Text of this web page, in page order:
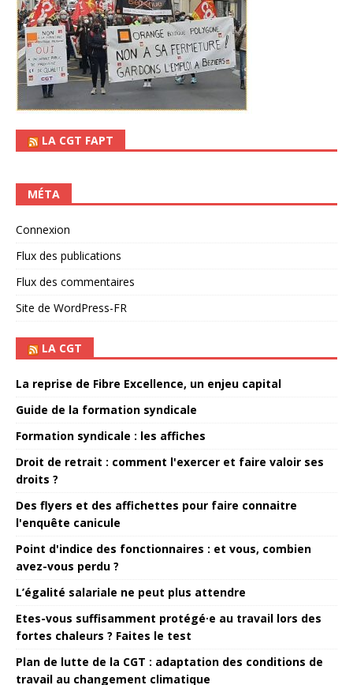
LA CGT FAPT
MÉTA
Connexion
Flux des publications
Flux des commentaires
Site de WordPress-FR
LA CGT
La reprise de Fibre Excellence, un enjeu capital
Guide de la formation syndicale
Formation syndicale : les affiches
Droit de retrait : comment l'exercer et faire valoir ses
droits ?
Des flyers et des affichettes pour faire connaitre
l'enquête canicule
Point d'indice des fonctionnaires : et vous, combien
avez-vous perdu ?
L’égalité salariale ne peut plus attendre
Etes-vous suffisamment protégé·e au travail lors des
fortes chaleurs ? Faites le test
Plan de lutte de la CGT : adaptation des conditions de
travail au changement climatique